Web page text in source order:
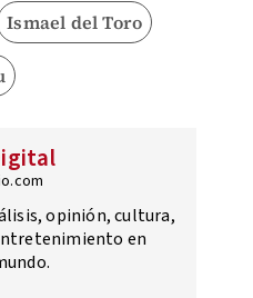
Ismael del Toro
opinión, cultura,
en